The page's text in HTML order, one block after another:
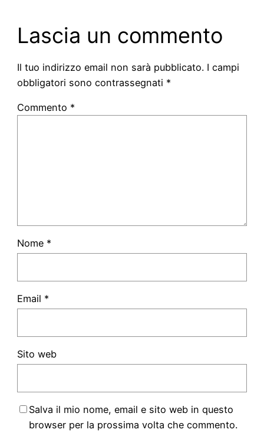
Lascia un commento
Il tuo indirizzo email non sarà pubblicato. I campi
obbligatori sono contrassegnati *
Commento *
Nome *
Email *
Sito web
Salva il mio nome, email e sito web in questo
browser per la prossima volta che commento.